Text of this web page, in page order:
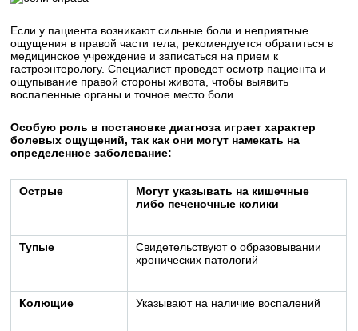
Если у пациента возникают сильные боли и неприятные
ощущения в правой части тела, рекомендуется обратиться в
медицинское учреждение и записаться на прием к
гастроэнтерологу. Специалист проведет осмотр пациента и
ощупывание правой стороны живота, чтобы выявить
воспаленные органы и точное место боли.
Особую роль в постановке диагноза играет характер
болевых ощущений, так как они могут намекать на
определенное заболевание:
Острые
Могут указывать на кишечные
либо печеночные колики
Тупые
Свидетельствуют о образовывании
хронических патологий
Колющие Указывают на наличие воспалений